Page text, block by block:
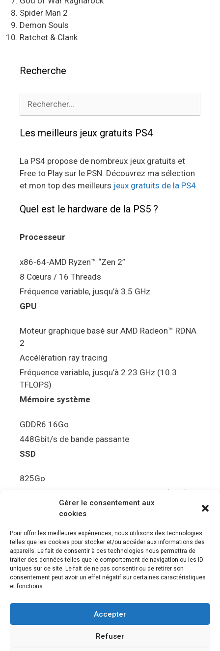
Gérer le consentement aux
cookies
Pour offrir les meilleures expériences, nous utilisons des technologies
telles que les cookies pour stocker et/ou accéder aux informations des
appareils. Le fait de consentir à ces technologies nous permettra de
traiter des données telles que le comportement de navigation ou les ID
uniques sur ce site. Le fait de ne pas consentir ou de retirer son
consentement peut avoir un effet négatif sur certaines caractéristiques
et fonctions.
Accepter
Refuser
Spider Man 2
Demon Souls
Ratchet & Clank
Recherche
Les meilleurs jeux gratuits PS4
La PS4 propose de nombreux jeux gratuits et
Free to Play sur le PSN. Découvrez ma sélection
et mon top des meilleurs jeux gratuits de la PS4.
Quel est le hardware de la PS5 ?
Processeur
x86-64-AMD Ryzen™ “Zen 2”
8 Cœurs / 16 Threads
Fréquence variable, jusqu’à 3.5 GHz
GPU
Moteur graphique basé sur AMD Radeon™ RDNA
2
Accélération ray tracing
Fréquence variable, jusqu’à 2.23 GHz (10.3
TFLOPS)
Mémoire système
GDDR6 16Go
448Gbit/s de bande passante
SSD
825Go
5.5Gbit/s de bande passante en lecture (Brut)
Disque de jeu PS5
Ultra HD Blu-ray™, jusqu’à 100Go/disque
Sortie vidéo
Compatibilité avec les téléviseurs 4K 120Hz et
8K, VRR (spécification HDMI v. 2.1)
“Tempest” 3D AudioTec